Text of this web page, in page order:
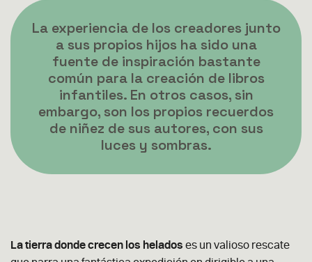
La experiencia de los creadores junto
a sus propios hijos ha sido una
fuente de inspiración bastante
común para la creación de libros
infantiles. En otros casos, sin
embargo, son los propios recuerdos
de niñez de sus autores, con sus
luces y sombras.
La tierra donde crecen los helados es un valioso rescate